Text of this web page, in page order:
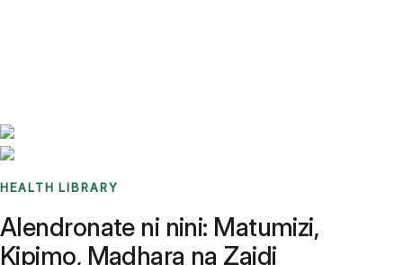
HEALTH LIBRARY
Alendronate ni nini: Matumizi,
Kipimo, Madhara na Zaidi